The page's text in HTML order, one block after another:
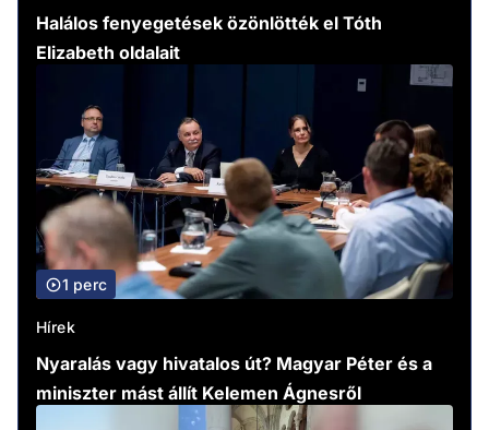
Halálos fenyegetések özönlötték el Tóth
Elizabeth oldalait
1 perc
Hírek
Nyaralás vagy hivatalos út? Magyar Péter és a
miniszter mást állít Kelemen Ágnesről